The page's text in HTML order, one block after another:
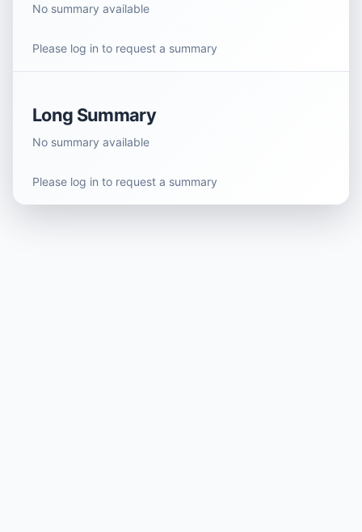
No summary available
Please log in to request a summary
Long Summary
No summary available
Please log in to request a summary